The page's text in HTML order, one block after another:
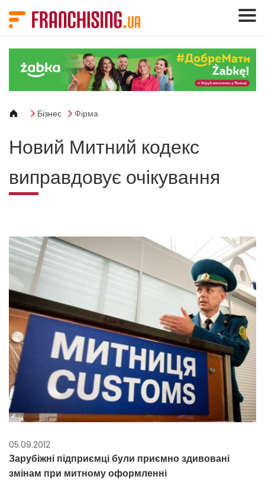
Бізнес Фірма
Новий Митний кодекс
виправдовує очікування
05.09.2012
Зарубіжні підприємці були приємно здивовані
змінам при митному оформленні